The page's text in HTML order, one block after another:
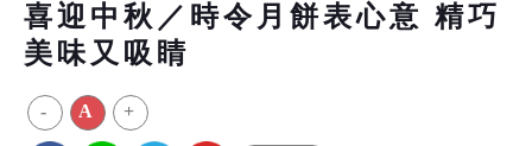
喜迎中秋／時令月餅表心意 精巧
美味又吸睛
- A +